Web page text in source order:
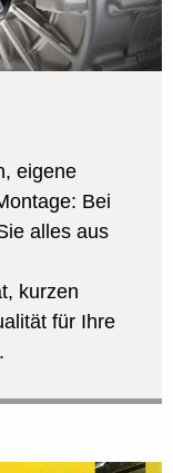
eigene
Bei
alles aus
kurzen
für Ihre